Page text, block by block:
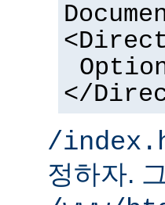
</
/
정하자.